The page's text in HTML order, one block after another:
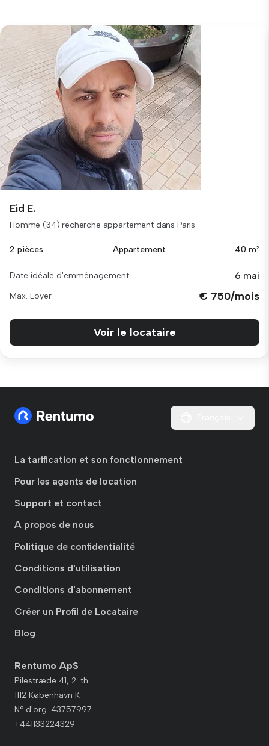
Eid E.
Homme (34) recherche appartement dans Paris
2 pièces Appartement 40 m²
Date idéale d'emménagement 6 mai
Max. Loyer € 750/mois
Voir le locataire
La tarification et son fonctionnement
Pour les agents de location
Support et contact
A propos de nous
Politique de confidentialité
Conditions d'utilisation
Conditions d'abonnement
Créer un Profil de Locataire
Blog
Rentumo ApS
Pilestræde 41, 2. th.
1112 København K
N° d'org. 43757997
+441133224329